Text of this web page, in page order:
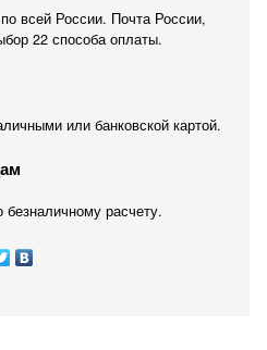
всей России. Почта России,
22 способа оплаты.
или банковской картой.
расчету.